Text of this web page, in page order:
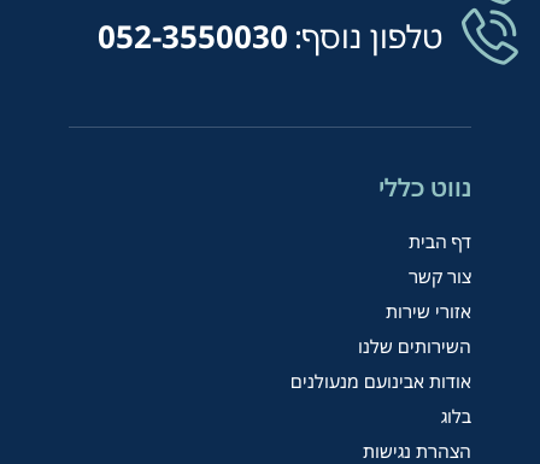
טלפון נוסף: 052-3550030
נווט כללי
דף הבית
צור קשר
אזורי שירות
השירותים שלנו
אודות אבינועם מנעולנים
בלוג
הצהרת נגישות